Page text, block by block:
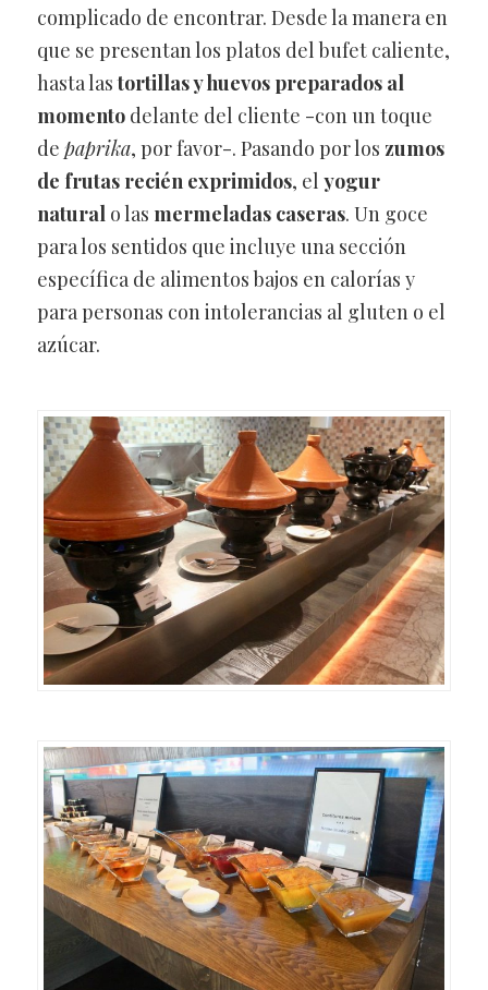
complicado de encontrar. Desde la manera en
que se presentan los platos del bufet caliente,
hasta lastortillas y huevos preparados al
momentodelante del cliente -con un toque
de paprika, por favor-. Pasando por los zumos
de frutas recién exprimidos, el yogur
naturalo las mermeladas caseras. Un goce
para los sentidos que incluye una sección
específica de alimentos bajos en calorías y
para personas con intolerancias al gluten o el
azúcar.